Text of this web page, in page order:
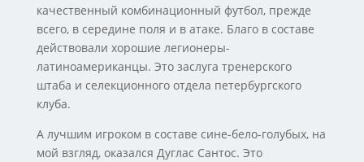
качественный комбинационный футбол, прежде
всего, в середине поля и в атаке. Благо в составе
действовали хорошие легионеры-
латиноамериканцы. Это заслуга тренерского
штаба и селекционного отдела петербургского
клуба.
А лучшим игроком в составе сине-бело-голубых, на
мой взгляд, оказался Дуглас Сантос. Это